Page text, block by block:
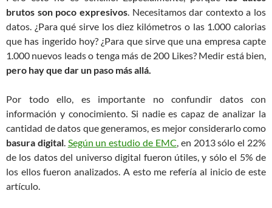
brutos son poco expresivos. Necesitamos dar contexto a los
datos. ¿Para qué sirve los diez kilómetros o las 1.000 calorias
que has ingerido hoy? ¿Para que sirve que una empresa capte
1.000 nuevos leads o tenga más de 200 Likes? Medir está bien,
pero hay que dar un paso más allá.
Por todo ello, es importante no confundir datos con
información y conocimiento. Si nadie es capaz de analizar la
cantidad de datos que generamos, es mejor considerarlo como
basura digital. Según un estudio de EMC , en 2013 sólo el 22%
de los datos del universo digital fueron útiles, y sólo el 5% de
los ellos fueron analizados. A esto me refería al inicio de este
artículo.